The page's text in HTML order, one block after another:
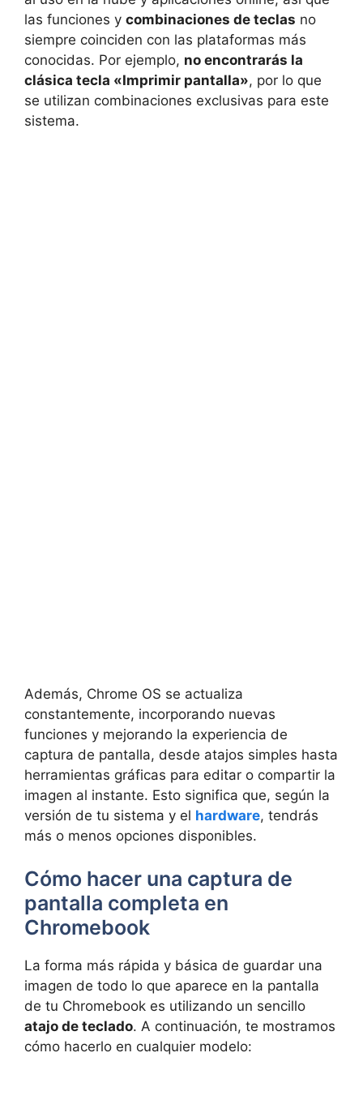
las funciones y combinaciones de teclas no
siempre coinciden con las plataformas más
conocidas. Por ejemplo, no encontrarás la
clásica tecla «Imprimir pantalla», por lo que
se utilizan combinaciones exclusivas para este
sistema.
Además, Chrome OS se actualiza
constantemente, incorporando nuevas
funciones y mejorando la experiencia de
captura de pantalla, desde atajos simples hasta
herramientas gráficas para editar o compartir la
imagen al instante. Esto significa que, según la
versión de tu sistema y el hardware, tendrás
más o menos opciones disponibles.
Cómo hacer una captura de
pantalla completa en
Chromebook
La forma más rápida y básica de guardar una
imagen de todo lo que aparece en la pantalla
de tu Chromebook es utilizando un sencillo
atajo de teclado. A continuación, te mostramos
cómo hacerlo en cualquier modelo: